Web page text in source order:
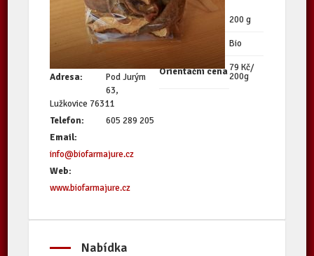
Biofarma Juré
Adresa:
Pod Jurým
63,
Lužkovice 76311
Telefon:
605 289 205
Email:
info@biofarmajure.cz
Web:
www.biofarmajure.cz
Množství 200 g
Kvalita Bio
Orientační cena79 Kč/
200g
Nabídka